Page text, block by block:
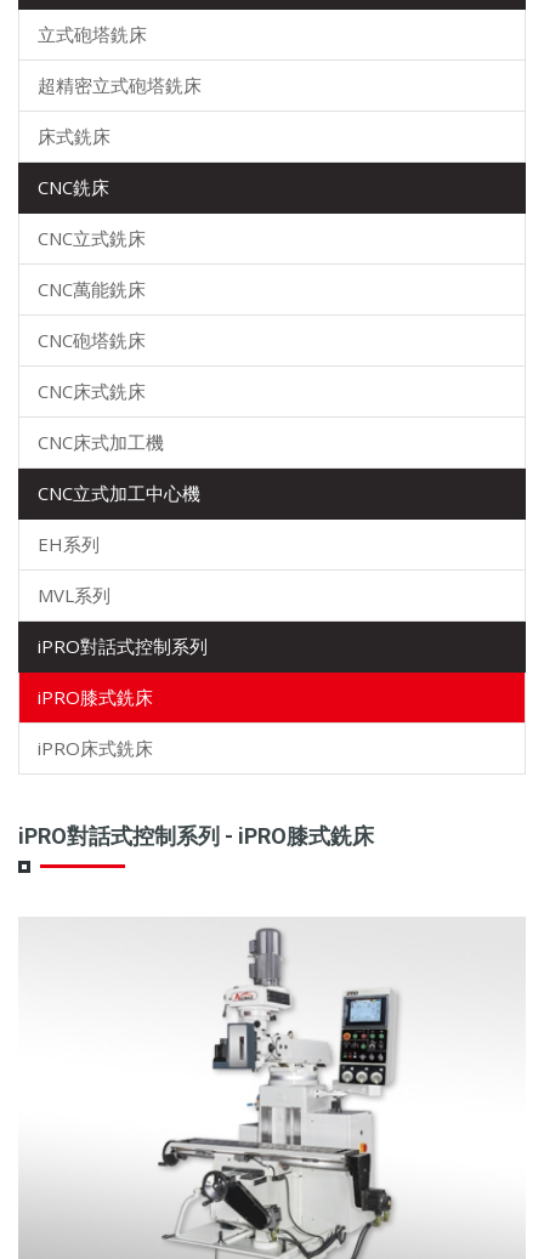
立式砲塔銑床
超精密立式砲塔銑床
床式銑床
CNC銑床
CNC立式銑床
CNC萬能銑床
CNC砲塔銑床
CNC床式銑床
CNC床式加工機
CNC立式加工中心機
EH系列
MVL系列
iPRO對話式控制系列
iPRO膝式銑床
iPRO床式銑床
iPRO對話式控制系列 - iPRO膝式銑床